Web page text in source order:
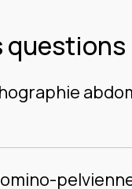
questions
sont deux examens
s’intéressent à deux